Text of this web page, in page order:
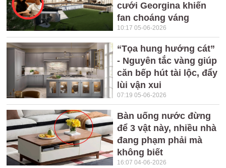
cưới Georgina khiến
fan choáng váng
10:17 05-06-2026
“Tọa hung hướng cát”
- Nguyên tắc vàng giúp
căn bếp hút tài lộc, đẩy
lùi vận xui
07:19 05-06-2026
Bàn uống nước đừng
để 3 vật này, nhiều nhà
đang phạm phải mà
không biết
16:07 04-06-2026